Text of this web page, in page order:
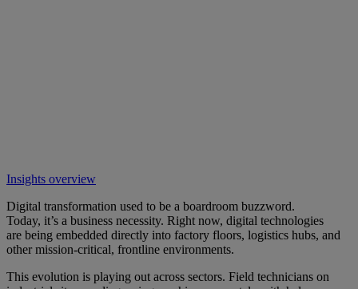
Insights overview
Digital transformation used to be a boardroom buzzword.
Today, it’s a business necessity. Right now, digital technologies
are being embedded directly into factory floors, logistics hubs, and
other mission-critical, frontline environments.
This evolution is playing out across sectors. Field technicians on